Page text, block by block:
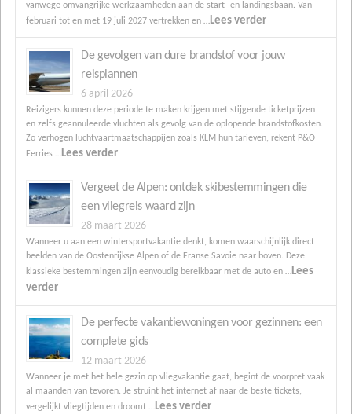
vanwege omvangrijke werkzaamheden aan de start- en landingsbaan. Van
februari tot en met 19 juli 2027 vertrekken en …Lees verder
De gevolgen van dure brandstof voor jouw
reisplannen
6 april 2026
Reizigers kunnen deze periode te maken krijgen met stijgende ticketprijzen
en zelfs geannuleerde vluchten als gevolg van de oplopende brandstofkosten.
Zo verhogen luchtvaartmaatschappijen zoals KLM hun tarieven, rekent P&O
Ferries …Lees verder
Vergeet de Alpen: ontdek skibestemmingen die
een vliegreis waard zijn
28 maart 2026
Wanneer u aan een wintersportvakantie denkt, komen waarschijnlijk direct
beelden van de Oostenrijkse Alpen of de Franse Savoie naar boven. Deze
klassieke bestemmingen zijn eenvoudig bereikbaar met de auto en …Lees
verder
De perfecte vakantiewoningen voor gezinnen: een
complete gids
12 maart 2026
Wanneer je met het hele gezin op vliegvakantie gaat, begint de voorpret vaak
al maanden van tevoren. Je struint het internet af naar de beste tickets,
vergelijkt vliegtijden en droomt …Lees verder